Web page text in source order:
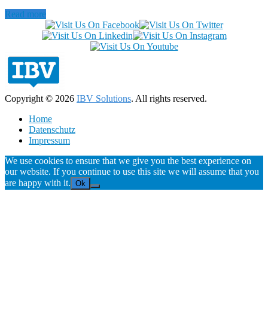
Read more
Copyright © 2026 IBV Solutions. All rights reserved.
Home
Datenschutz
Impressum
We use cookies to ensure that we give you the best experience on
our website. If you continue to use this site we will assume that you
are happy with it. Ok